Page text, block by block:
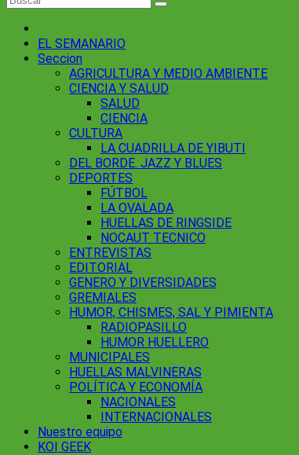
EL SEMANARIO
Seccion
AGRICULTURA Y MEDIO AMBIENTE
CIENCIA Y SALUD
SALUD
CIENCIA
CULTURA
LA CUADRILLA DE YIBUTI
DEL BORDE. JAZZ Y BLUES
DEPORTES
FÚTBOL
LA OVALADA
HUELLAS DE RINGSIDE
NOCAUT TECNICO
ENTREVISTAS
EDITORIAL
GENERO Y DIVERSIDADES
GREMIALES
HUMOR, CHISMES, SAL Y PIMIENTA
RADIOPASILLO
HUMOR HUELLERO
MUNICIPALES
HUELLAS MALVINERAS
POLÍTICA Y ECONOMÍA
NACIONALES
INTERNACIONALES
Nuestro equipo
KOI GEEK